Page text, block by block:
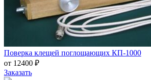
Поверка клещей поглощающих КП-1000
от 12400 ₽
Заказать